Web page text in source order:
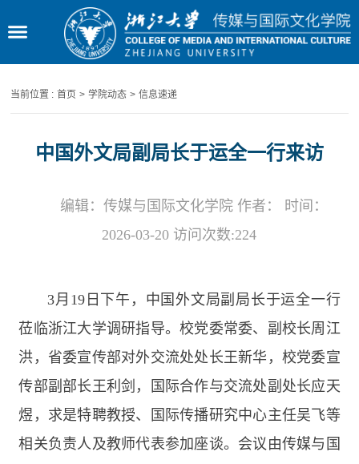
当前位置 : 首页 > 学院动态 > 信息速递
中国外文局副局长于运全一行来访
编辑：传媒与国际文化学院 作者： 时间：
2026-03-20 访问次数:224
3月 19日下午，中国外文局副局长于运全一行
莅临浙江大学调研指导。校党委常委、副校长周江
洪，省委宣传部对外交流处处长王新华，校党委宣
传部副部长王利剑，国际合作与交流处副处长应天
煜，求是特聘教授、国际传播研究中心主任吴飞等
相关负责人及教师代表参加座谈。会议由传媒与国